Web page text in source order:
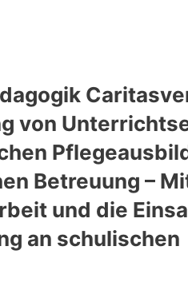
von
Betreuung –
und die
an schulischen